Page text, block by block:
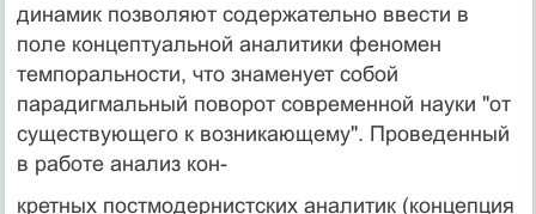
динамик позволяют со­держательно ввести в
поле концептуальной аналитики феномен
темпоральности, что знаменует собой
парадигмальный поворот современной науки "от
существующе­го к возникающему". Проведенный
в работе анализ кон-
кретных постмодернистских аналитик (концепция